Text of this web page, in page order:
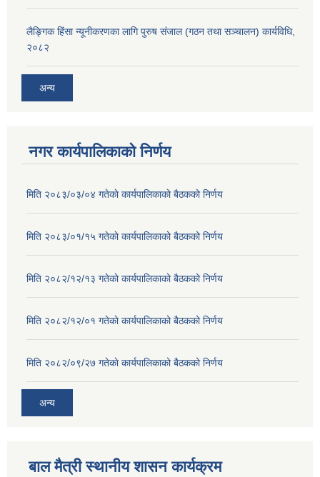
लैङ्गिक हिंसा न्यूनीकरणका लागि पुरुष संजाल (गठन तथा सञ्चालन) कार्यविधि,
२०८२
अन्य
नगर कार्यपालिकाको निर्णय
मिति २०८३/०३/०४ गतेकाे कार्यपालिकाको बैठकको निर्णय
मिति २०८३/०१/१५ गतेकाे कार्यपालिकाको बैठकको निर्णय
मिति २०८२/१२/१३ गतेकाे कार्यपालिकाको बैठकको निर्णय
मिति २०८२/१२/०१ गतेकाे कार्यपालिकाको बैठकको निर्णय
मिति २०८२/०९/२७ गतेकाे कार्यपालिकाको बैठकको निर्णय
अन्य
बाल मैत्री स्थानीय शासन कार्यक्रम